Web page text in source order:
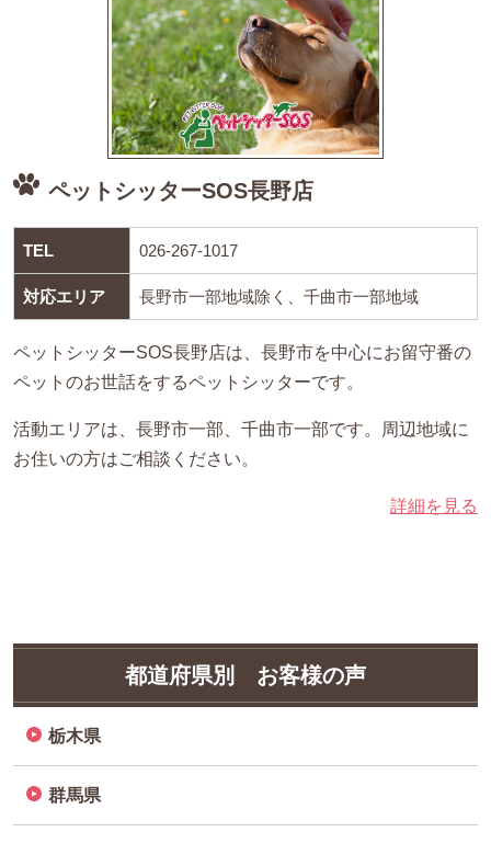
ペットシッターSOS長野店
TEL 026-267-1017
対応エリア 長野市一部地域除く、千曲市一部地域
ペットシッターSOS長野店は、長野市を中心にお留守番の
ペットのお世話をするペットシッターです。
活動エリアは、長野市一部、千曲市一部です。周辺地域に
お住いの方はご相談ください。
詳細を見る
都道府県別 お客様の声
栃木県
群馬県